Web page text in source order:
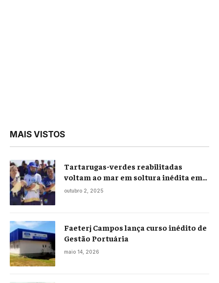
MAIS VISTOS
Tartarugas-verdes reabilitadas
voltam ao mar em soltura inédita em
Praia Seca
outubro 2, 2025
Faeterj Campos lança curso inédito de
Gestão Portuária
maio 14, 2026